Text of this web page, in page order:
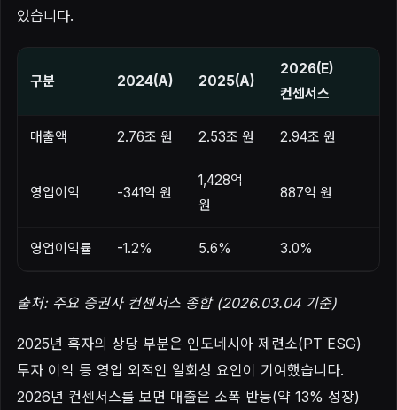
있습니다.
구분 2024(A) 2025(A)
2026(E)
컨센서스
매출액 2.76조 원 2.53조 원 2.94조 원
영업이익 -341억 원
1,428억
원
887억 원
영업이익률 -1.2% 5.6% 3.0%
출처: 주요 증권사 컨센서스 종합 (2026.03.04 기준)
2025년 흑자의 상당 부분은 인도네시아 제련소(PT ESG)
투자 이익 등 영업 외적인 일회성 요인이 기여했습니다.
2026년 컨센서스를 보면 매출은 소폭 반등(약 13% 성장)